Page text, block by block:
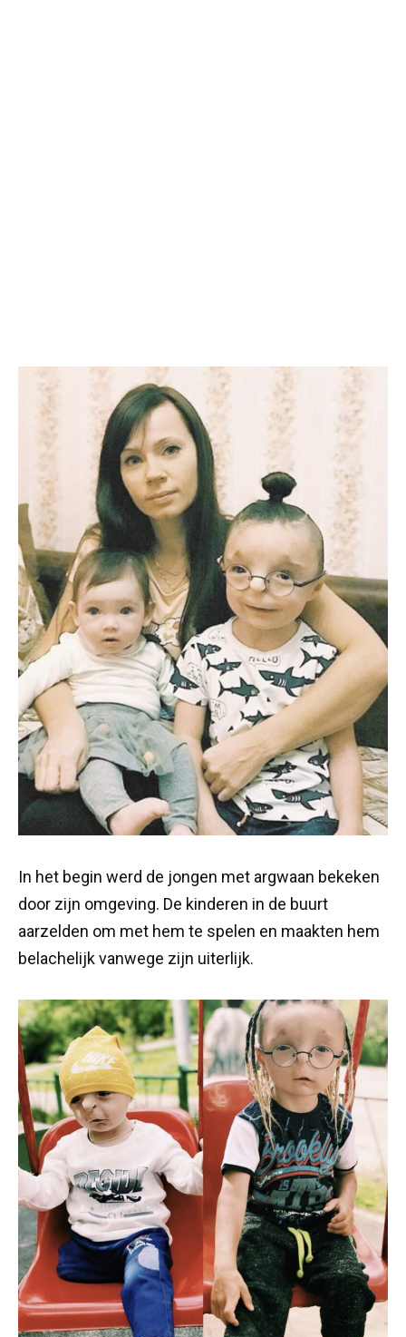
In het begin werd de jongen met argwaan bekeken
door zijn omgeving. De kinderen in de buurt
aarzelden om met hem te spelen en maakten hem
belachelijk vanwege zijn uiterlijk.